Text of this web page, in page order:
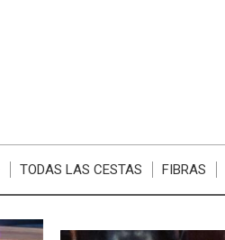
TODAS LAS CESTAS FIBRAS